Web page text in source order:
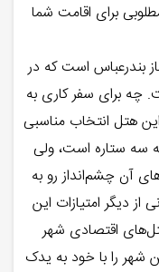
برای اقامت شما
بندرعباس است که در
چه برای سفر کاری به
هتل انتخاب مناسبی
سه ستاره است، ولی
آن چشم‌انداز رو به
از دیگر امتیازات این
اقتصادی شهر
شهر را با خود به یدک